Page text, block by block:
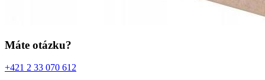
Máte otázku?
+421 2 33 070 612